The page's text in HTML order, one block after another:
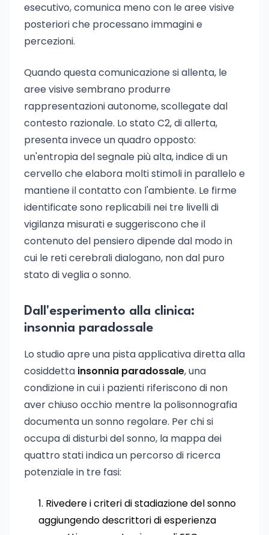
esecutivo, comunica meno con le aree visive
posteriori che processano immagini e
percezioni.
Quando questa comunicazione si allenta, le
aree visive sembrano produrre
rappresentazioni autonome, scollegate dal
contesto razionale. Lo stato C2, di allerta,
presenta invece un quadro opposto:
un'entropia del segnale più alta, indice di un
cervello che elabora molti stimoli in parallelo e
mantiene il contatto con l'ambiente. Le firme
identificate sono replicabili nei tre livelli di
vigilanza misurati e suggeriscono che il
contenuto del pensiero dipende dal modo in
cui le reti cerebrali dialogano, non dal puro
stato di veglia o sonno.
Dall'esperimento alla clinica:
insonnia paradossale
Lo studio apre una pista applicativa diretta alla
cosiddetta insonnia paradossale, una
condizione in cui i pazienti riferiscono di non
aver chiuso occhio mentre la polisonnografia
documenta un sonno regolare. Per chi si
occupa di disturbi del sonno, la mappa dei
quattro stati indica un percorso di ricerca
potenziale in tre fasi:
Rivedere i criteri di stadiazione del sonno
aggiungendo descrittori di esperienza